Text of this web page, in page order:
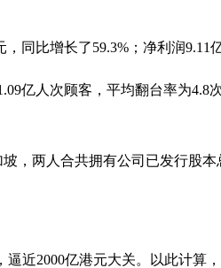
同比增长了59.3%；净利润
亿人次顾客，平均翻台率为4.8次
，两人合共拥有公司已发行股
近2000亿港元大关。以此计算